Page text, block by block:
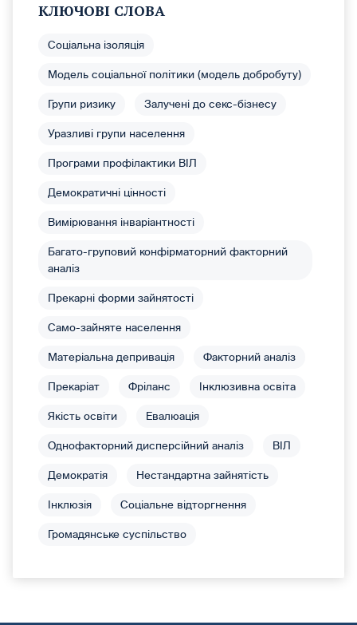
КЛЮЧОВІ СЛОВА
Соціальна ізоляція
Модель соціальної політики (модель добробуту)
Групи ризику Залучені до секс-бізнесу
Уразливі групи населення
Програми профілактики ВІЛ
Демократичні цінності
Вимірювання інваріантності
Багато-груповий конфірматорний факторний
аналіз
Прекарні форми зайнятості
Само-зайняте населення
Матеріальна депривація Факторний аналіз
Прекаріат Фріланс Інклюзивна освіта
Якість освіти Евалюація
Однофакторний дисперсійний аналіз ВІЛ
Демократія Нестандартна зайнятість
Інклюзія Соціальне відторгнення
Громадянське суспільство